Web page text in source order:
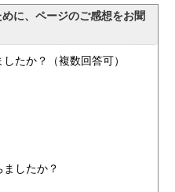
に、ページのご感想をお聞
たか？（複数回答可）
したか？